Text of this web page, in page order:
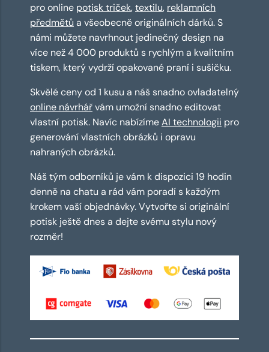
pro online potisk triček,textilu, reklamních
předmětů a všeobecně originálních dárků. S
námi můžete navrhnout jedinečný design na
více než 4 000 produktů s rychlým a kvalitním
tiskem, který vydrží opakované praní i sušičku.
Skvělé ceny od 1 kusu a náš snadno ovladatelný
online návrhářvám umožní snadno editovat
vlastní potisk. Navíc nabízímeAI technologii pro
generování vlastních obrázků i opravu
nahraných obrázků.
Náš tým odborníků je vám k dispozici 19 hodin
denně na chatu a rád vám poradí s každým
krokem vaší objednávky. Vytvořte si originální
potisk ještě dnes a dejte svému stylu nový
rozměr!